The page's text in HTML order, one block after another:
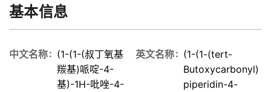
基本信息
中文名称
(1-(1-(叔丁氧基
羰基)哌啶-4-
基)-1H-吡唑-4-
英文名称
(1-(1-(tert-
Butoxycarbonyl)
piperidin-4-